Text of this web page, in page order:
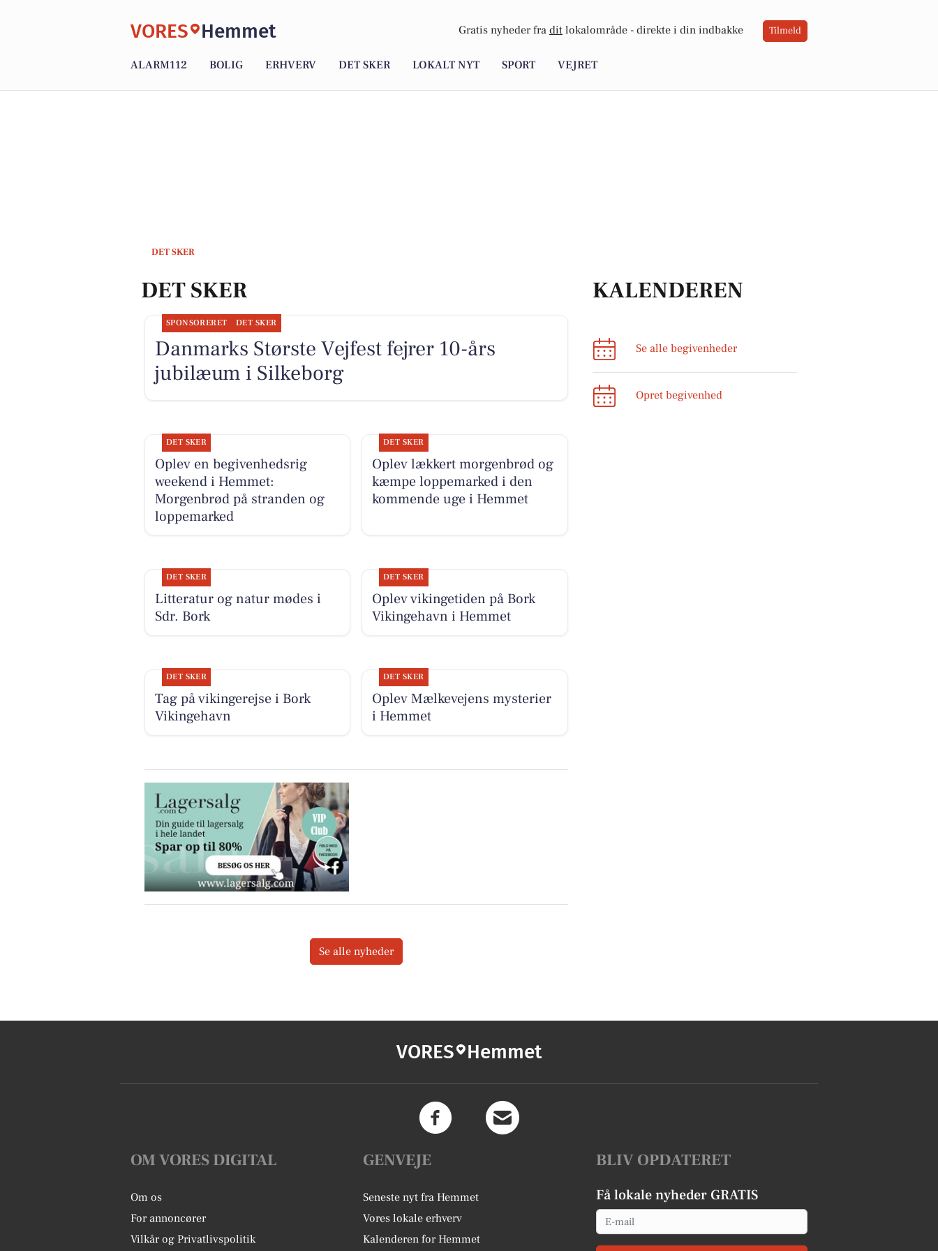
VORES Hemmet Gratis nyheder fra dit lokalområde - direkte i din indbakke Tilmeld
ALARM112 BOLIG ERHVERV DET SKER LOKALT NYT SPORT VEJRET
DET SKER
KALENDEREN
Se alle begivenheder
Opret begivenhed
DET SKER
SPONSORERET DET SKER
Danmarks Største Vejfest fejrer 10-års
jubilæum i Silkeborg
DET SKER
Oplev en begivenhedsrig
weekend i Hemmet:
Morgenbrød på stranden og
loppemarked
DET SKER
Oplev lækkert morgenbrød og
kæmpe loppemarked i den
kommende uge i Hemmet
DET SKER
Litteratur og natur mødes i
Sdr. Bork
DET SKER
Oplev vikingetiden på Bork
Vikingehavn i Hemmet
DET SKER
Tag på vikingerejse i Bork
Vikingehavn
DET SKER
Oplev Mælkevejens mysterier
i Hemmet
Se alle nyheder
VORES Hemmet
OM VORES DIGITAL
Om os
For annoncører
Vilkår og Privatlivspolitik
GENVEJE
Seneste nyt fra Hemmet
Vores lokale erhverv
Kalenderen for Hemmet
BLIV OPDATERET
Få lokale nyheder GRATIS
Email